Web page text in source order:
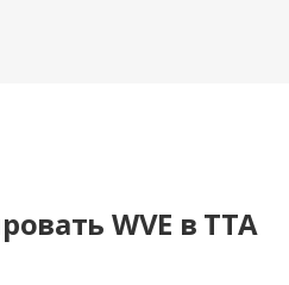
WVE в TTA